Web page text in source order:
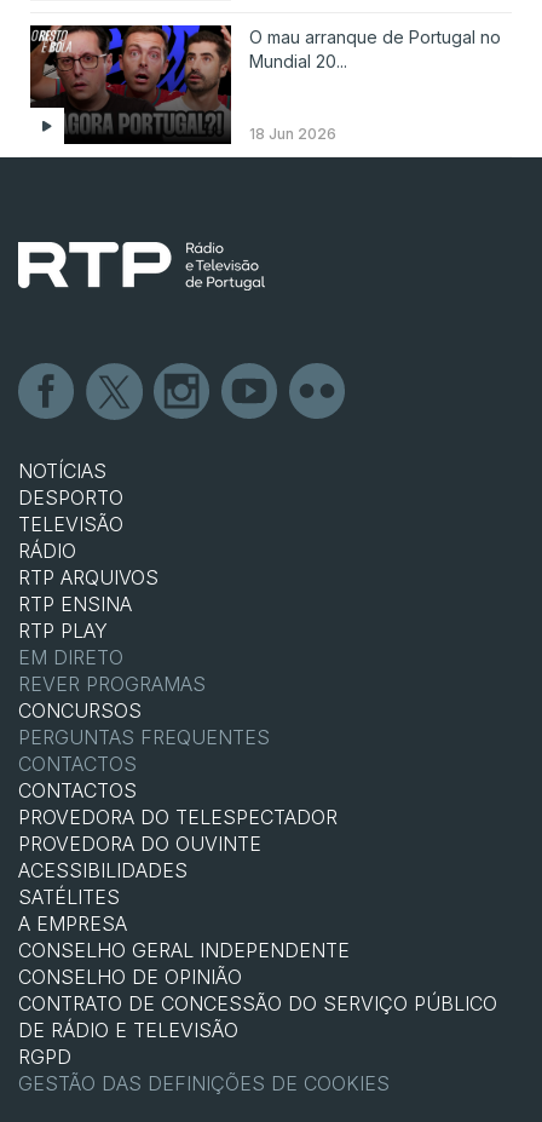
O mau arranque de Portugal no
Mundial 20...
18 Jun 2026
NOTÍCIAS
DESPORTO
TELEVISÃO
RÁDIO
RTP ARQUIVOS
RTP ENSINA
RTP PLAY
EM DIRETO
REVER PROGRAMAS
CONCURSOS
PERGUNTAS FREQUENTES
CONTACTOS
CONTACTOS
PROVEDORA DO TELESPECTADOR
PROVEDORA DO OUVINTE
ACESSIBILIDADES
SATÉLITES
A EMPRESA
CONSELHO GERAL INDEPENDENTE
CONSELHO DE OPINIÃO
CONTRATO DE CONCESSÃO DO SERVIÇO PÚBLICO
DE RÁDIO E TELEVISÃO
RGPD
GESTÃO DAS DEFINIÇÕES DE COOKIES